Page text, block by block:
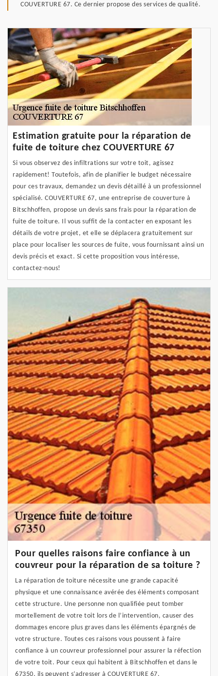
COUVERTURE 67. Ce dernier propose des services de qualité.
Estimation gratuite pour la réparation de
fuite de toiture chez COUVERTURE 67
Si vous observez des infiltrations sur votre toit, agissez
rapidement! Toutefois, afin de planifier le budget nécessaire
pour ces travaux, demandez un devis détaillé à un professionnel
spécialisé. COUVERTURE 67, une entreprise de couverture à
Bitschhoffen, propose un devis sans frais pour la réparation de
fuite de toiture. Il vous suffit de la contacter en exposant les
détails de votre projet, et elle se déplacera gratuitement sur
place pour localiser les sources de fuite, vous fournissant ainsi un
devis précis et exact. Si cette proposition vous intéresse,
contactez-nous!
Pour quelles raisons faire confiance à un
couvreur pour la réparation de sa toiture ?
La réparation de toiture nécessite une grande capacité
physique et une connaissance avérée des éléments composant
cette structure. Une personne non qualifiée peut tomber
mortellement de votre toit lors de l’intervention, causer des
dommages encore plus graves dans les éléments épargnés de
votre structure. Toutes ces raisons vous poussent à faire
confiance à un couvreur professionnel pour assurer la réfection
de votre toit. Pour ceux qui habitent à Bitschhoffen et dans le
67350, ils peuvent s’adresser à COUVERTURE 67.